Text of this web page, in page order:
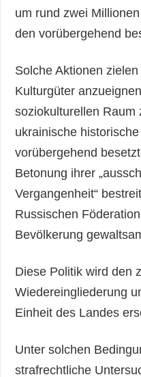
um rund zwei
den vorübergehend
Solche Aktionen
Kulturgüter
soziokulturellen Raum
ukrainische
vorübergehend
Betonung ihrer
Vergangenheit“
Russischen
Bevölkerung
Diese Politik wird den
Wiedereingliederung
Einheit des Landes
Unter solchen
strafrechtliche